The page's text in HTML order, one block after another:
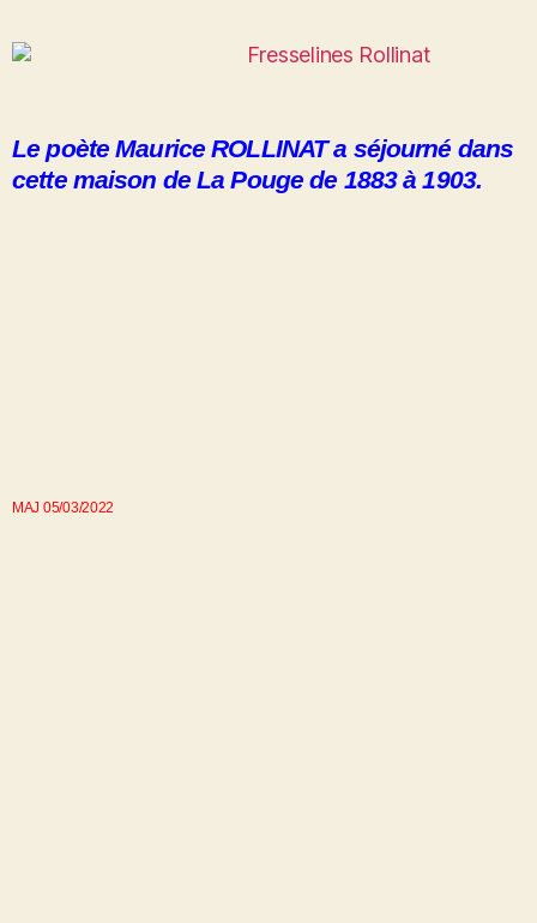
Le poète Maurice ROLLINAT a séjourné dans
cette maison de La Pouge de 1883 à 1903.
MAJ 05/03/2022